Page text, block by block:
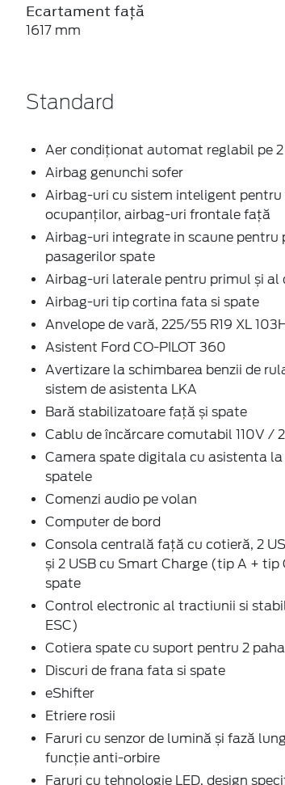
Ecartament față
1617 mm
Standard
Aer condiționat automat reglabil pe 2
Airbag genunchi sofer
Airbag-uri cu sistem inteligent
ocupanților, airbag-uri frontale față
Airbag-uri integrate in scaune pentru
pasagerilor spate
Airbag-uri laterale pentru primul și al
Airbag-uri tip cortina fata si spate
Anvelope de vară, 225/55 R19 XL
Asistent Ford CO-PILOT 360
Avertizare la schimbarea benzii de
sistem de asistenta LKA
Bară stabilizatoare față și spate
Cablu de încărcare comutabil 110V /
Camera spate digitala cu asistenta la
spatele
Comenzi audio pe volan
Computer de bord
Consola centrală față cu cotieră, 2
și 2 USB cu Smart Charge (tip A + tip
spate
Control electronic al tractiunii si
ESC)
Cotiera spate cu suport pentru 2
Discuri de frana fata si spate
eShifter
Etriere rosii
Faruri cu senzor de lumină și fază
funcție anti-orbire
Faruri cu tehnologie LED, design